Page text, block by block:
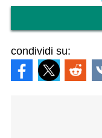
condividi su: